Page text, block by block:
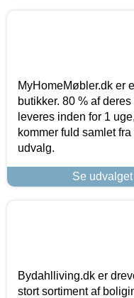
MyHomeMøbler.dk er
butikker. 80 % af
leveres inden for 1
kommer fuld samlet
udvalg.
Se
Bydahlliving.dk er
stort sortiment af